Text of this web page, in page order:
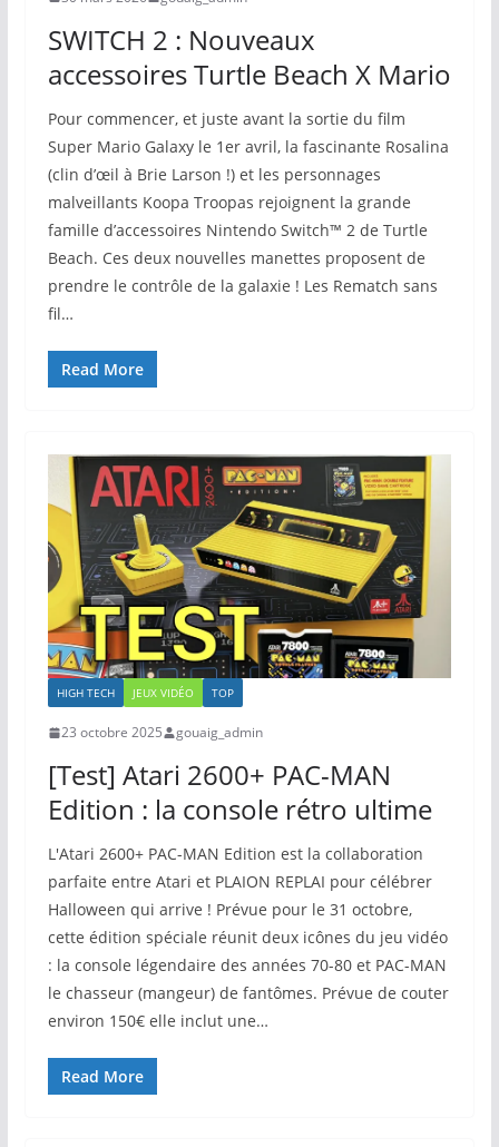
SWITCH 2 : Nouveaux
accessoires Turtle Beach X Mario
Pour commencer, et juste avant la sortie du film
Super Mario Galaxy le 1er avril, la fascinante Rosalina
(clin d’œil à Brie Larson !) et les personnages
malveillants Koopa Troopas rejoignent la grande
famille d’accessoires Nintendo Switch™ 2 de Turtle
Beach. Ces deux nouvelles manettes proposent de
prendre le contrôle de la galaxie ! Les Rematch sans
fil…
Read More
HIGH TECH JEUX VIDÉO TOP
23 octobre 2025 gouaig_admin
[Test] Atari 2600+ PAC-MAN
Edition : la console rétro ultime
L'Atari 2600+ PAC-MAN Edition est la collaboration
parfaite entre Atari et PLAION REPLAI pour célébrer
Halloween qui arrive ! Prévue pour le 31 octobre,
cette édition spéciale réunit deux icônes du jeu vidéo
: la console légendaire des années 70-80 et PAC-MAN
le chasseur (mangeur) de fantômes. Prévue de couter
environ 150€ elle inclut une…
Read More